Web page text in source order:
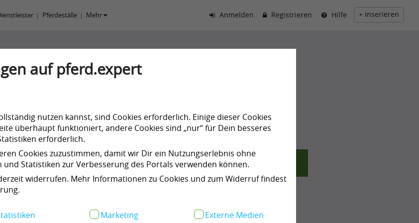
auf pferd.expert
nutzen kannst, sind Cookies erforderlich. Einige dieser Cookies
überhaupt funktioniert, andere Cookies sind „nur“ für Dein besseres
erforderlich.
Cookies zuzustimmen, damit wir Dir ein Nutzungserlebnis ohne
Statistiken zur Verbesserung des Portals verwenden können.
widerrufen. Mehr Informationen zu Cookies und zum Widerruf findest
Marketing Externe Medien
Pferdeställe Mehr + Inserieren
Hilfe
Registrieren
Anmelden
Angebote im Überblick
einen Überblck über unsere Anbieter-Profil-Tarife!
Zahlungsweise wählen
Monatlich zahlen
Kategorie auswählen